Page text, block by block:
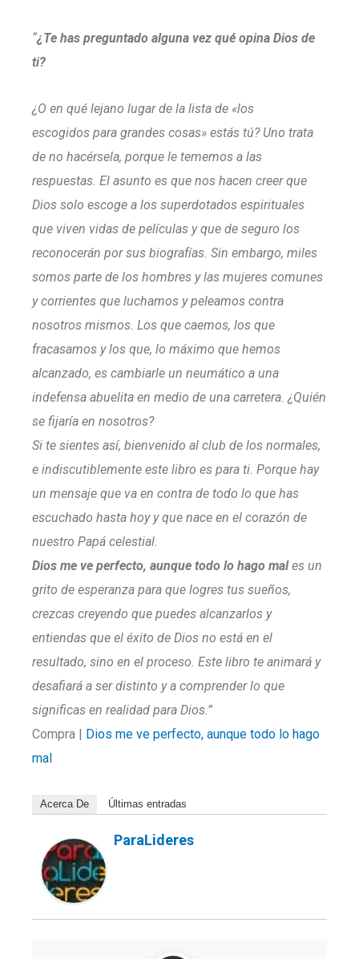
“¿Te has preguntado alguna vez qué opina Dios de
ti?
¿O en qué lejano lugar de la lista de «los
escogidos para grandes cosas» estás tú? Uno trata
de no hacérsela, porque le tememos a las
respuestas. El asunto es que nos hacen creer que
Dios solo escoge a los superdotados espirituales
que viven vidas de películas y que de seguro los
reconocerán por sus biografías. Sin embargo, miles
somos parte de los hombres y las mujeres comunes
y corrientes que luchamos y peleamos contra
nosotros mismos. Los que caemos, los que
fracasamos y los que, lo máximo que hemos
alcanzado, es cambiarle un neumático a una
indefensa abuelita en medio de una carretera. ¿Quién
se fijaría en nosotros?
Si te sientes así, bienvenido al club de los normales,
e indiscutiblemente este libro es para ti. Porque hay
un mensaje que va en contra de todo lo que has
escuchado hasta hoy y que nace en el corazón de
nuestro Papá celestial.
Dios me ve perfecto, aunque todo lo hago males un
grito de esperanza para que logres tus sueños,
crezcas creyendo que puedes alcanzarlos y
entiendas que el éxito de Dios no está en el
resultado, sino en el proceso. Este libro te animará y
desafiará a ser distinto y a comprender lo que
significas en realidad para Dios.”
Compra | Dios me ve perfecto, aunque todo lo hago
mal
Acerca De Últimas entradas
ParaLideres